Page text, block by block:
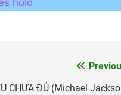
Trần ThếEnglish For
hold
CHƯA ĐỦ (Michael